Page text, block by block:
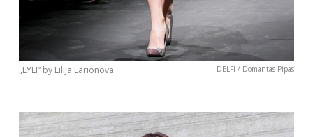
PRENUMERUOK
„LYLI“ by Lilija Larionova DELFI / Domantas Pipas